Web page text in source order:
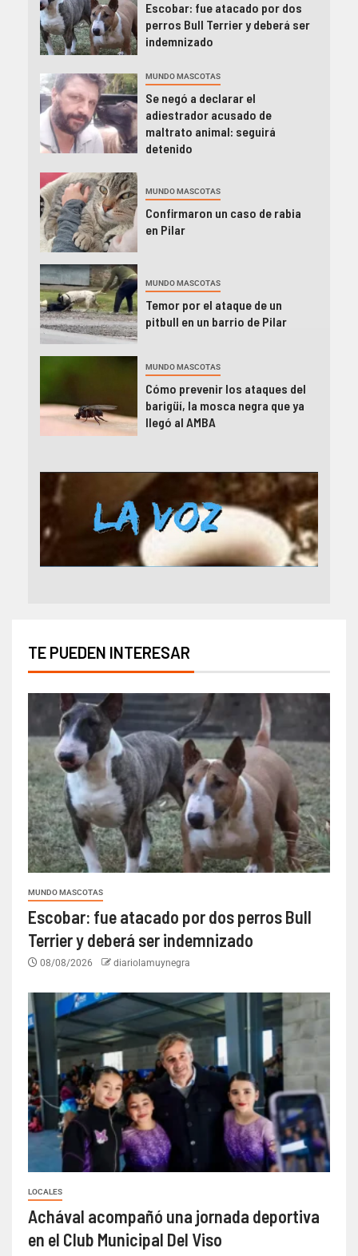
Escobar: fue atacado por dos
perros Bull Terrier y deberá ser
indemnizado
MUNDO MASCOTAS
Se negó a declarar el
adiestrador acusado de
maltrato animal: seguirá
detenido
MUNDO MASCOTAS
Confirmaron un caso de rabia
en Pilar
MUNDO MASCOTAS
Temor por el ataque de un
pitbull en un barrio de Pilar
MUNDO MASCOTAS
Cómo prevenir los ataques del
barigüí, la mosca negra que ya
llegó al AMBA
TE PUEDEN INTERESAR
MUNDO MASCOTAS
Escobar: fue atacado por dos perros Bull
Terrier y deberá ser indemnizado
08/08/2026 diariolamuynegra
LOCALES
Achával acompañó una jornada deportiva
en el Club Municipal Del Viso